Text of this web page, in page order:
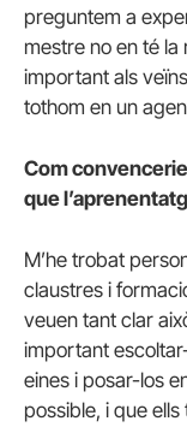
preguntem a
mestre no en té
important als
tothom en un
Com
que
M’he trobat
claustres i
veuen tant clar
important
eines i posar-los
possible, i que